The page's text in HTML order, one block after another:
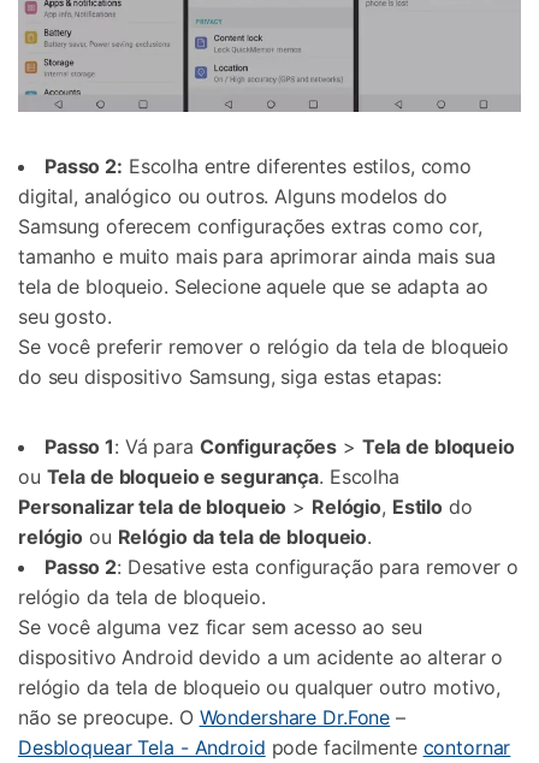
Passo 2: Escolha entre diferentes estilos, como
digital, analógico ou outros. Alguns modelos do
Samsung oferecem configurações extras como cor,
tamanho e muito mais para aprimorar ainda mais sua
tela de bloqueio. Selecione aquele que se adapta ao
seu gosto.
Se você preferir remover o relógio da tela de bloqueio
do seu dispositivo Samsung, siga estas etapas:
Passo 1: Vá para Configurações > Tela de bloqueio
ou Tela de bloqueio e segurança. Escolha
Personalizar tela de bloqueio > Relógio, Estilo do
relógio ou Relógio da tela de bloqueio.
Passo 2: Desative esta configuração para remover o
relógio da tela de bloqueio.
Se você alguma vez ficar sem acesso ao seu
dispositivo Android devido a um acidente ao alterar o
relógio da tela de bloqueio ou qualquer outro motivo,
não se preocupe. O Wondershare Dr.Fone –
Desbloquear Tela - Android pode facilmente contornar